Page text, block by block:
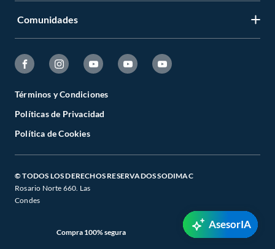
Comunidades
Términos y Condiciones
Políticas de Privacidad
Política de Cookies
© TODOS LOS DERECHOS RESERVADOS SODIMAC
Rosario Norte 660. Las
Condes
Compra 100% segura
AsesorIA